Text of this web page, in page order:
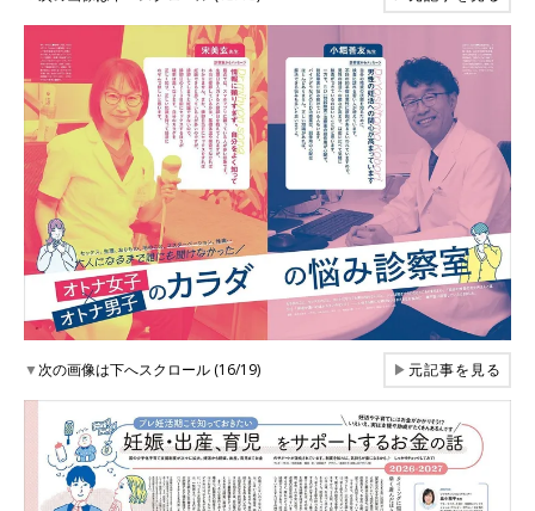
▼次の画像は下へスクロール (16/19) ▶元記事を見る